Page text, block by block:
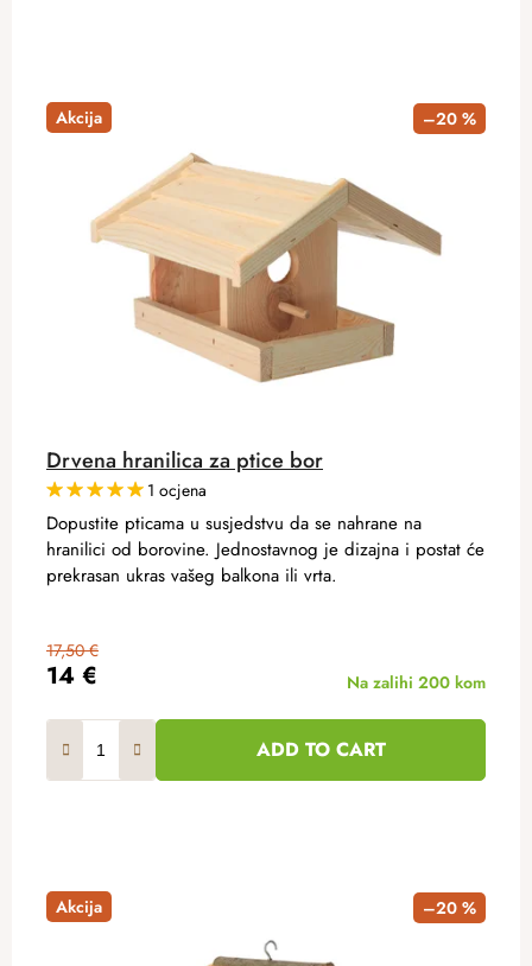
Akcija –20 %
Drvena hranilica za ptice bor
1 ocjena
14 €
17,50 €
Na zalihi 200 kom
ADD TO CART
Dopustite pticama u susjedstvu da se nahrane na
hranilici od borovine. Jednostavnog je dizajna i postat će
prekrasan ukras vašeg balkona ili vrta.
Akcija –20 %